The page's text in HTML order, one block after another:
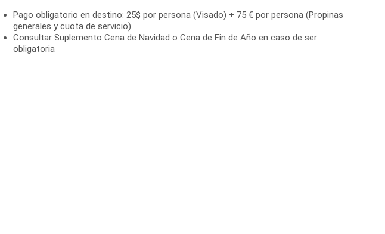
Pago obligatorio en destino: 25$ por persona (Visado) + 75 € por persona (Propinas
generales y cuota de servicio)
Consultar Suplemento Cena de Navidad o Cena de Fin de Año en caso de ser
obligatoria